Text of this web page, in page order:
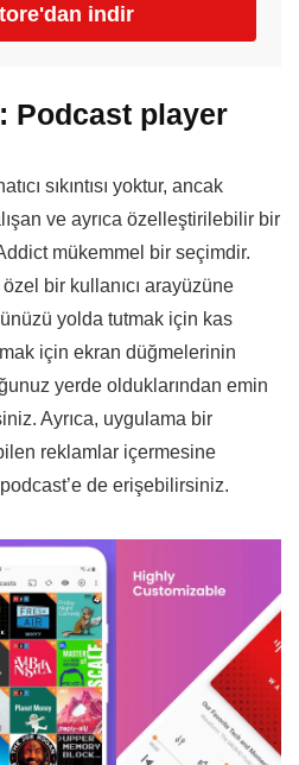
indir
Podcast player
sıkıntısı yoktur, ancak
ve ayrıca özelleştirilebilir bir
mükemmel bir seçimdir.
bir kullanıcı arayüzüne
yolda tutmak için kas
için ekran düğmelerinin
yerde olduklarından emin
Ayrıca, uygulama bir
reklamlar içermesine
de erişebilirsiniz.